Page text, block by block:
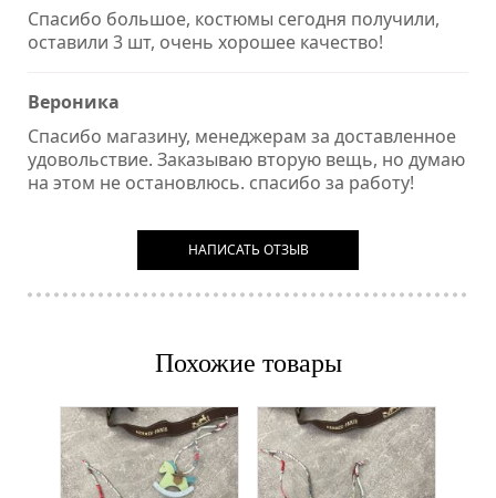
Спасибо большое, костюмы сегодня получили,
оставили 3 шт, очень хорошее качество!
Вероника
Спасибо магазину, менеджерам за доставленное
удовольствие. Заказываю вторую вещь, но думаю
на этом не остановлюсь. спасибо за работу!
НАПИСАТЬ ОТЗЫВ
Похожие товары